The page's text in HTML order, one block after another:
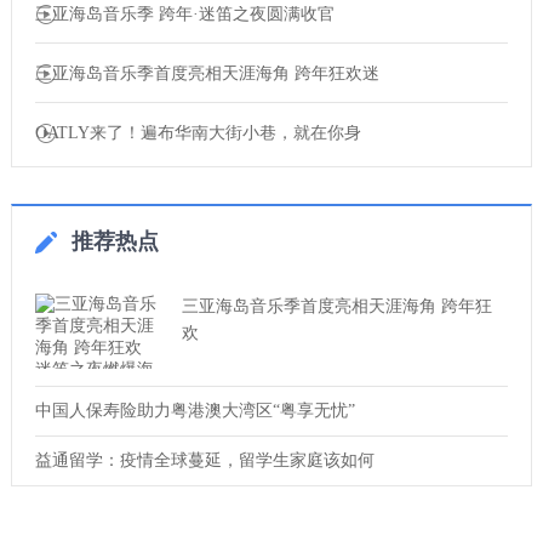
三亚海岛音乐季 跨年·迷笛之夜圆满收官
三亚海岛音乐季首度亮相天涯海角 跨年狂欢迷
OATLY来了！遍布华南大街小巷，就在你身
推荐热点
三亚海岛音乐季首度亮相天涯海角 跨年狂
欢
中国人保寿险助力粤港澳大湾区“粤享无忧”
益通留学：疫情全球蔓延，留学生家庭该如何